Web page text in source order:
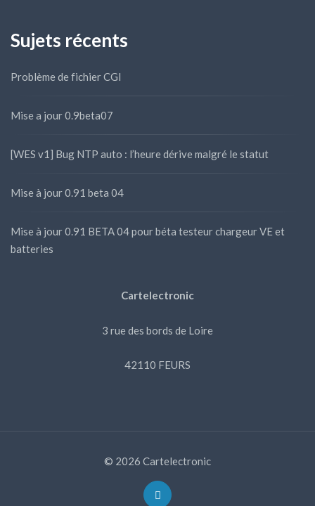
Sujets récents
Problème de fichier CGI
Mise a jour 0.9beta07
[WES v1] Bug NTP auto : l’heure dérive malgré le statut
Mise à jour 0.91 beta 04
Mise à jour 0.91 BETA 04 pour béta testeur chargeur VE et
batteries
Cartelectronic
3 rue des bords de Loire
42110 FEURS
© 2026 Cartelectronic